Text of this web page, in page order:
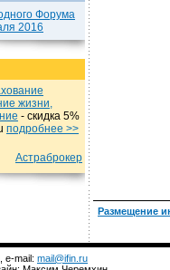
Форума
2016
жизни,
- cкидка 5%
подробнеe >>
Астраброкер
Размещение
e-mail: mail@ifin.ru